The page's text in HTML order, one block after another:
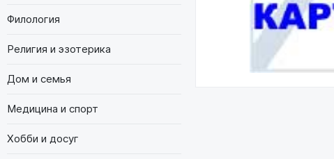
Филология
Религия и эзотерика
Дом и семья
Медицина и спорт
Хобби и досуг